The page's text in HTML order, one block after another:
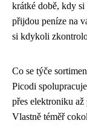
krátké době, kdy
přijdou peníze na
si kdykoli
Co se týče
Picodi
přes elektroniku
Vlastně téměř